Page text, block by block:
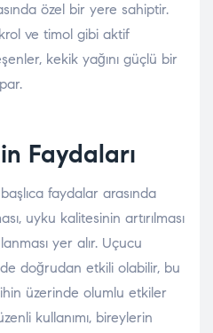
özel bir yere sahiptir.
ve timol gibi aktif
kekik yağını güçlü bir
Faydaları
faydalar arasında
uyku kalitesinin artırılması
yer alır. Uçucu
doğrudan etkili olabilir, bu
üzerinde olumlu etkiler
kullanımı, bireylerin